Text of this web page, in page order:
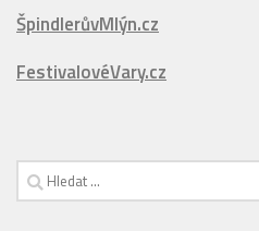
PražskáMetropole.cz
PražskéPříkopy.cz
CentrumKrkonoš.cz
ŠpindlerůvMlýn.cz